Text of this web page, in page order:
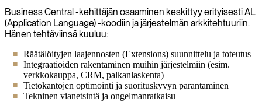
Business Central -kehittäjän osaaminen keskittyy erityisesti AL
(Application Language) -koodiin ja järjestelmän arkkitehtuuriin.
Hänen tehtäviinsä kuuluu:
Räätälöityjen laajennosten (Extensions) suunnittelu ja toteutus
Integraatioiden rakentaminen muihin järjestelmiin (esim.
verkkokauppa, CRM, palkanlaskenta)
Tietokantojen optimointi ja suorituskyvyn parantaminen
Tekninen vianetsintä ja ongelmanratkaisu